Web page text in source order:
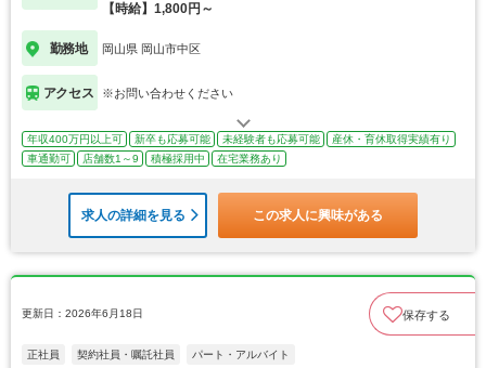
【時給】1,800円～
勤務地 岡山県 岡山市中区
アクセス ※お問い合わせください
年収400万円以上可 新卒も応募可能 未経験者も応募可能
産休・育休取得実績有り
車通勤可
店舗数1～9 積極採用中 在宅業務あり
求人の詳細を見る この求人に興味がある
更新日：2026年6月18日 保存する
正社員 契約社員・嘱託社員 パート・アルバイト